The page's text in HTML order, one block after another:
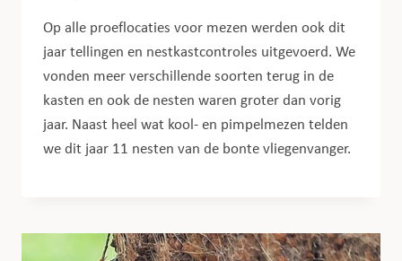
Op alle proeflocaties voor mezen werden ook dit
jaar tellingen en nestkastcontroles uitgevoerd. We
vonden meer verschillende soorten terug in de
kasten en ook de nesten waren groter dan vorig
jaar. Naast heel wat kool- en pimpelmezen telden
we dit jaar 11 nesten van de bonte vliegenvanger.